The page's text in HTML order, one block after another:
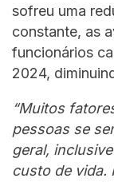
sofreu uma
constante, as
funcionários
2024,
“Muitos
pessoas se
geral,
custo de vida.